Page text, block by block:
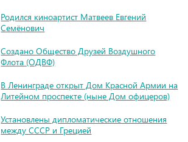
Родился киноартист Матвеев Евгений
Семёнович
Создано Общество Друзей Воздушного
Флота (ОДВФ)
В Ленинграде открыт Дом Красной Армии на
Литейном проспекте (ныне Дом офицеров)
Установлены дипломатические отношения
между СССР и Грецией